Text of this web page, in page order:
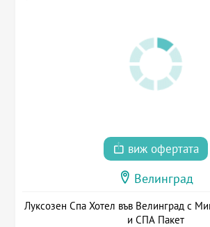
виж офертата
Велинград
Луксозен Спа Хотел във Велинград с
и СПА Пакет